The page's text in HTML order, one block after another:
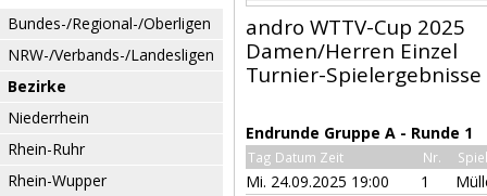
Bundes-/Regional-/Oberligen
NRW-/Verbands-/Landesligen
Bezirke
Niederrhein
Rhein-Ruhr
Rhein-Wupper
andro WTTV-Cup 2025
Damen/Herren Einzel
Turnier-Spielergebnisse
Endrunde Gruppe A - Runde 1
Tag Datum Zeit Nr.
Mi. 24.09.2025 19:00 1